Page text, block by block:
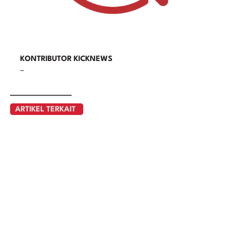
KONTRIBUTOR KICKNEWS
–
ARTIKEL TERKAIT